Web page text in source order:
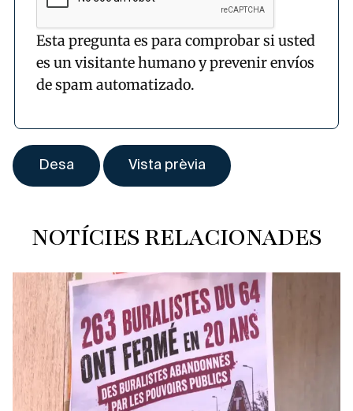
Esta pregunta es para comprobar si usted
es un visitante humano y prevenir envíos
de spam automatizado.
NOTÍCIES RELACIONADES